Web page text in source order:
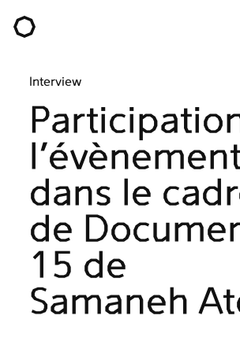
Interview
dans le
de
15 de
Samaneh